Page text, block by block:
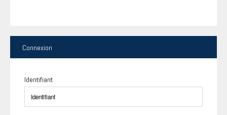
Connexion
Identifiant